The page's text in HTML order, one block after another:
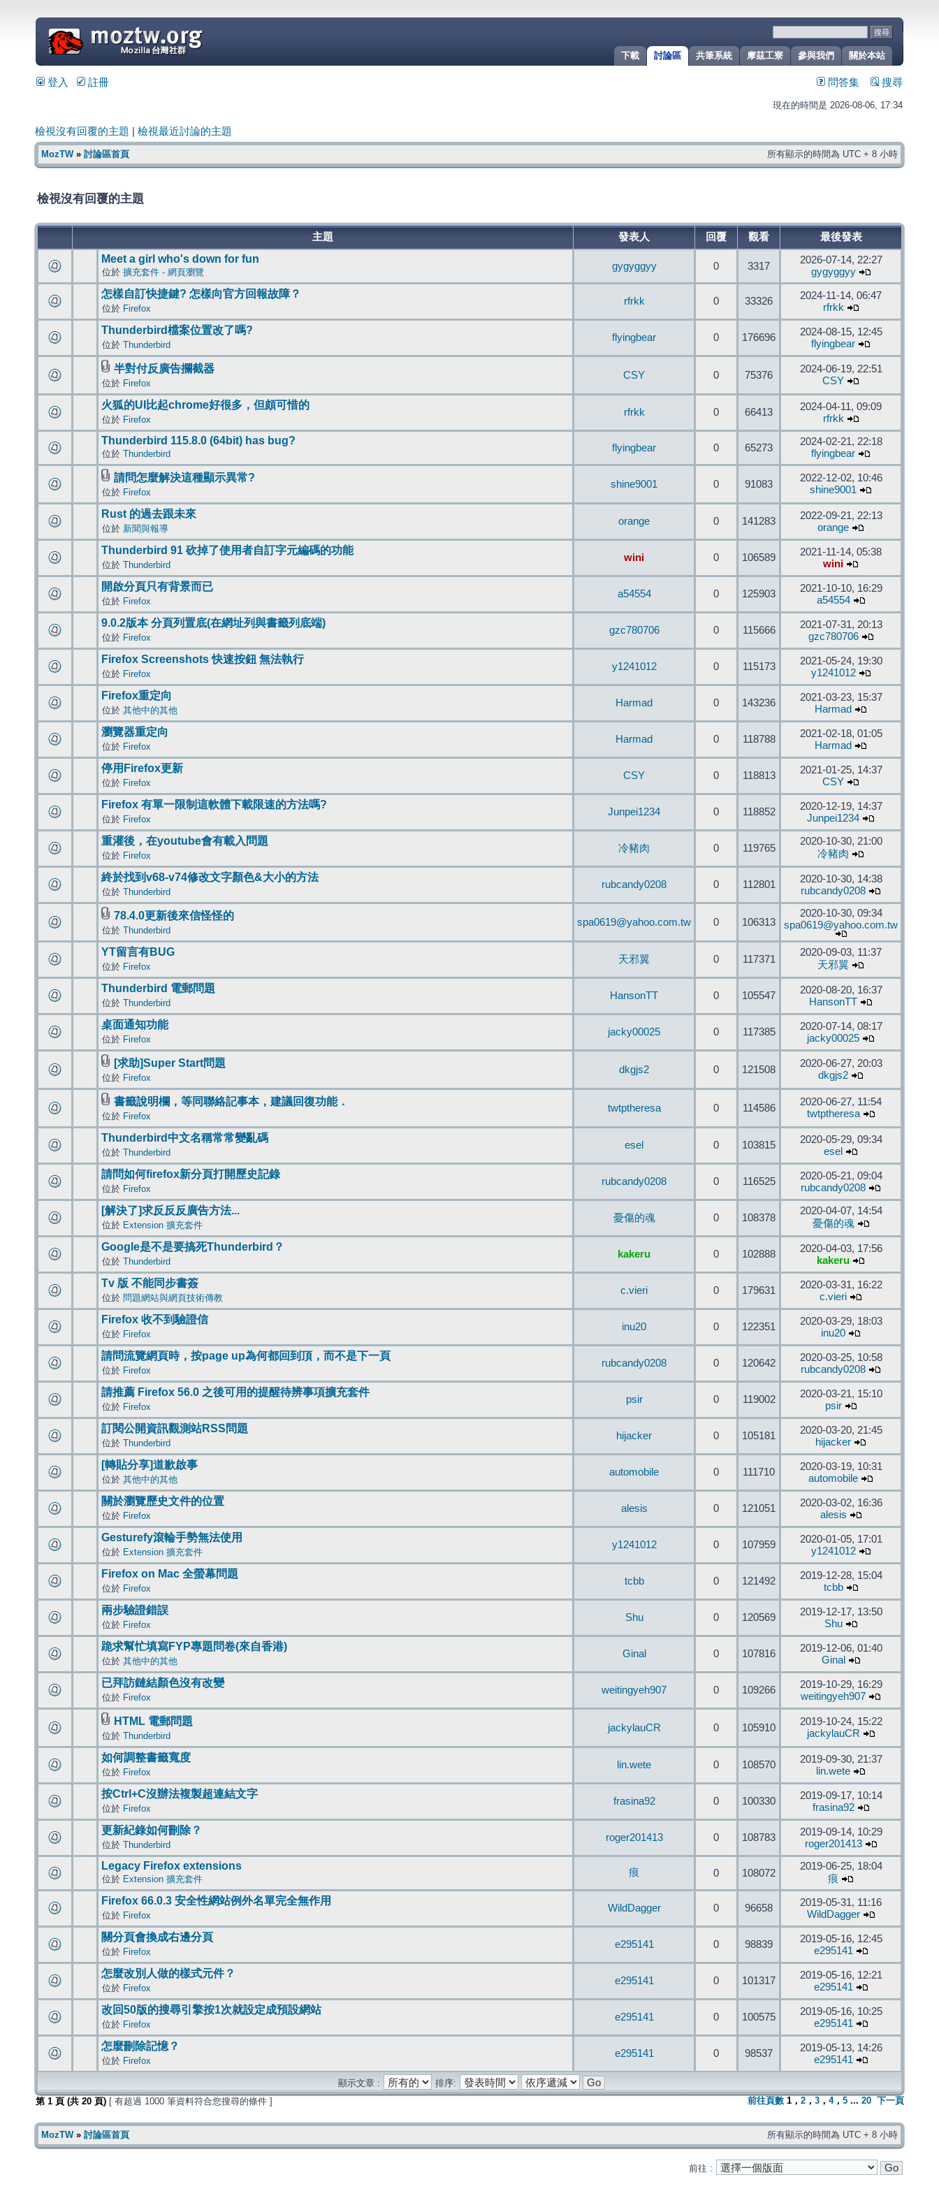
關於本站
參與我們
摩茲工寮
共筆系統
討論區
下載
=
登入 註冊 問答集 搜尋
現在的時間是 2026-08-06, 17:34
檢視沒有回覆的主題 檢視最近討論的主題
MozTW» 討論區首頁 所有顯示的時間為 UTC + 8 小時
檢視沒有回覆的主題
主題 發表人 回覆 觀看 最後發表
Meet a girl who's down for fun
位於 擴充套件 - 網頁瀏覽
gygyggyy 0 3317
2026-07-14, 22:27
gygyggyy
怎樣自訂快捷鍵? 怎樣向官方回報故障？
位於 Firefox
rfrkk 0 33326
2024-11-14, 06:47
rfrkk
Thunderbird檔案位置改了嗎?
位於 Thunderbird
flyingbear 0 176696
2024-08-15, 12:45
flyingbear
半對付反廣告攔截器
位於 Firefox
CSY 0 75376
2024-06-19, 22:51
CSY
火狐的UI比起chrome好很多，但頗可惜的
位於 Firefox
rfrkk 0 66413
2024-04-11, 09:09
rfrkk
Thunderbird 115.8.0 (64bit) has bug?
位於 Thunderbird
flyingbear 0 65273
2024-02-21, 22:18
flyingbear
請問怎麼解決這種顯示異常?
位於 Firefox
shine9001 0 91083
2022-12-02, 10:46
shine9001
Rust 的過去跟未來
位於 新聞與報導
orange 0 141283
2022-09-21, 22:13
orange
Thunderbird 91 砍掉了使用者自訂字元編碼的功能
位於 Thunderbird
wini 0 106589
2021-11-14, 05:38
wini
開啟分頁只有背景而已
位於 Firefox
a54554 0 125903
2021-10-10, 16:29
a54554
9.0.2版本 分頁列置底(在網址列與書籤列底端)
位於 Firefox
gzc780706 0 115666
2021-07-31, 20:13
gzc780706
Firefox Screenshots 快速按鈕 無法執行
位於 Firefox
y1241012 0 115173
2021-05-24, 19:30
y1241012
Firefox重定向
位於 其他中的其他
Harmad 0 143236
2021-03-23, 15:37
Harmad
瀏覽器重定向
位於 Firefox
Harmad 0 118788
2021-02-18, 01:05
Harmad
停用Firefox更新
位於 Firefox
CSY 0 118813
2021-01-25, 14:37
CSY
Firefox 有單一限制這軟體下載限速的方法嗎?
位於 Firefox
Junpei1234 0 118852
2020-12-19, 14:37
Junpei1234
重灌後，在youtube會有載入問題
位於 Firefox
冷豬肉 0 119765
2020-10-30, 21:00
冷豬肉
終於找到v68-v74修改文字顏色&大小的方法
位於 Thunderbird
rubcandy0208 0 112801
2020-10-30, 14:38
rubcandy0208
78.4.0更新後來信怪怪的
位於 Thunderbird
spa0619@yahoo.com.tw 0 106313
2020-10-30, 09:34
spa0619@yahoo.com.tw
YT留言有BUG
位於 Firefox
天邪翼 0 117371
2020-09-03, 11:37
天邪翼
Thunderbird 電郵問題
位於 Thunderbird
HansonTT 0 105547
2020-08-20, 16:37
HansonTT
桌面通知功能
位於 Firefox
jacky00025 0 117385
2020-07-14, 08:17
jacky00025
[求助]Super Start問題
位於 Firefox
dkgjs2 0 121508
2020-06-27, 20:03
dkgjs2
書籤說明欄，等同聯絡記事本，建議回復功能．
位於 Firefox
twtptheresa 0 114586
2020-06-27, 11:54
twtptheresa
Thunderbird中文名稱常常變亂碼
位於 Thunderbird
esel 0 103815
2020-05-29, 09:34
esel
請問如何firefox新分頁打開歷史記錄
位於 Firefox
rubcandy0208 0 116525
2020-05-21, 09:04
rubcandy0208
[解決了]求反反反廣告方法...
位於 Extension 擴充套件
憂傷的魂 0 108378
2020-04-07, 14:54
憂傷的魂
Google是不是要搞死Thunderbird？
位於 Thunderbird
kakeru 0 102888
2020-04-03, 17:56
kakeru
Tv 版 不能同步書簽
位於 問題網站與網頁技術傳教
c.vieri 0 179631
2020-03-31, 16:22
c.vieri
Firefox 收不到驗證信
位於 Firefox
inu20 0 122351
2020-03-29, 18:03
inu20
請問流覽網頁時，按page up為何都回到頂，而不是下一頁
位於 Firefox
rubcandy0208 0 120642
2020-03-25, 10:58
rubcandy0208
請推薦 Firefox 56.0 之後可用的提醒待辨事項擴充套件
位於 Firefox
psir 0 119002
2020-03-21, 15:10
psir
訂閱公開資訊觀測站RSS問題
位於 Thunderbird
hijacker 0 105181
2020-03-20, 21:45
hijacker
[轉貼分享]道歉啟事
位於 其他中的其他
automobile 0 111710
2020-03-19, 10:31
automobile
關於瀏覽歷史文件的位置
位於 Firefox
alesis 0 121051
2020-03-02, 16:36
alesis
Gesturefy滾輪手勢無法使用
位於 Extension 擴充套件
y1241012 0 107959
2020-01-05, 17:01
y1241012
Firefox on Mac 全螢幕問題
位於 Firefox
tcbb 0 121492
2019-12-28, 15:04
tcbb
兩步驗證錯誤
位於 Firefox
Shu 0 120569
2019-12-17, 13:50
Shu
跪求幫忙填寫FYP專題問卷(來自香港)
位於 其他中的其他
Ginal 0 107816
2019-12-06, 01:40
Ginal
已拜訪鏈結顏色沒有改變
位於 Firefox
weitingyeh907 0 109266
2019-10-29, 16:29
weitingyeh907
HTML 電郵問題
位於 Thunderbird
jackylauCR 0 105910
2019-10-24, 15:22
jackylauCR
如何調整書籤寬度
位於 Firefox
lin.wete 0 108570
2019-09-30, 21:37
lin.wete
按Ctrl+C沒辦法複製超連結文字
位於 Firefox
frasina92 0 100330
2019-09-17, 10:14
frasina92
更新紀錄如何刪除？
位於 Thunderbird
roger201413 0 108783
2019-09-14, 10:29
roger201413
Legacy Firefox extensions
位於 Extension 擴充套件
痕 0 108072
2019-06-25, 18:04
痕
Firefox 66.0.3 安全性網站例外名單完全無作用
位於 Firefox
WildDagger 0 96658
2019-05-31, 11:16
WildDagger
關分頁會換成右邊分頁
位於 Firefox
e295141 0 98839
2019-05-16, 12:45
e295141
怎麼改別人做的樣式元件？
位於 Firefox
e295141 0 101317
2019-05-16, 12:21
e295141
改回50版的搜尋引擎按1次就設定成預設網站
位於 Firefox
e295141 0 100575
2019-05-16, 10:25
e295141
怎麼刪除記憶？
位於 Firefox
e295141 0 98537
2019-05-13, 14:26
e295141
顯示文章 :
排序:
第 1 頁 (共 20 頁) [ 有超過 1000 筆資料符合您搜尋的條件 ] 前往頁數 1 ， 2 ， 3 ， 4， 5 ... 20 下一頁
MozTW» 討論區首頁 所有顯示的時間為 UTC + 8 小時
前往 :